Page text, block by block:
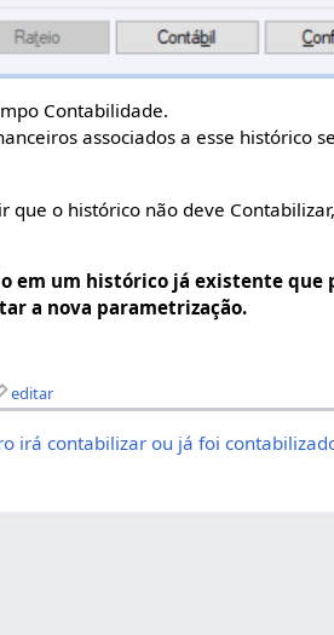
Contabilidade.
associados a esse histórico
que o histórico não deve
em um histórico já existente que
a nova parametrização.
editar
irá contabilizar ou já foi